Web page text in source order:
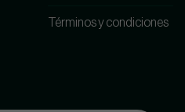
Términos y condiciones